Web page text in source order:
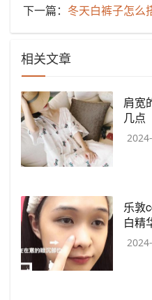
下一篇： 冬天白裤子怎么
相关文章
肩宽
几点
乐敦
白精